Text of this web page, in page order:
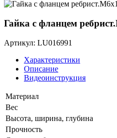
Гайка с фланцем
Артикул: LU016991
Характеристики
Описание
Видеоинструкция
Материал
Вес
Высота, ширина, глубина
Прочность